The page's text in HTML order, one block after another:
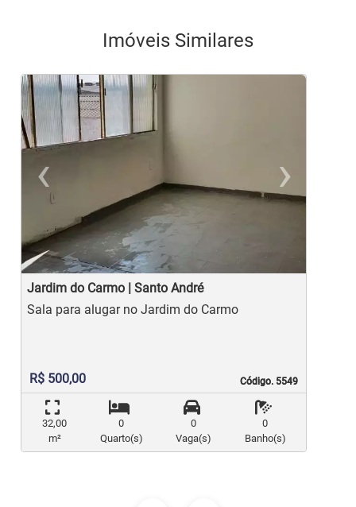
Imóveis Similares
‹
Previous
›
Jardim do Carmo | Santo André
Código. 5549
Código. 5549
Sala para alugar no Jardim do Carmo
R$ 500,00
32,00
m²
0
Quarto(s)
0
Vaga(s)
0
Banho(s)